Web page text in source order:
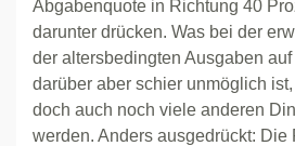
Abgabenquote in Richtung 40
darunter drücken. Was bei der
der altersbedingten Ausgaben
darüber aber schier unmöglich
doch auch noch viele anderen
werden. Anders ausgedrückt: Die